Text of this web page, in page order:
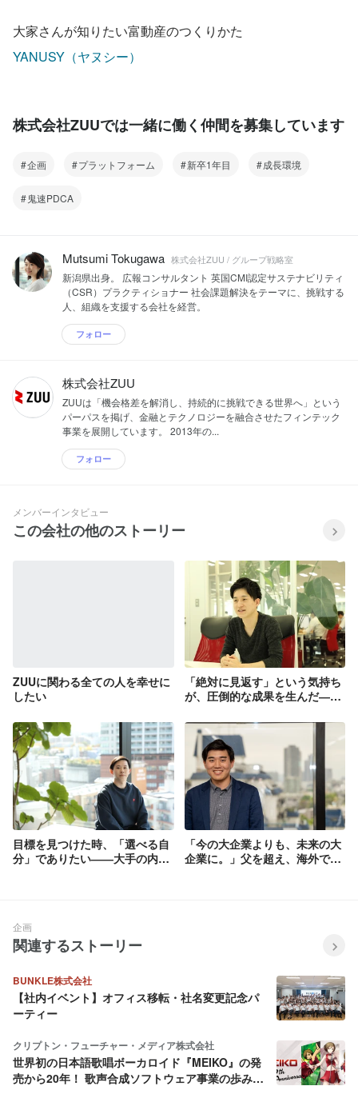
大家さんが知りたい富動産のつくりかた
YANUSY（ヤヌシー）
株式会社ZUUでは一緒に働く仲間を募集しています
企画 プラットフォーム 新卒1年目 成長環境
鬼速PDCA
Mutsumi Tokugawa 株式会社ZUU / グループ戦略室
新潟県出身。 広報コンサルタント 英国CMI認定サステナビリティ
（CSR）プラクティショナー 社会課題解決をテーマに、挑戦する
人、組織を支援する会社を経営。
フォロー
株式会社ZUU
ZUUは「機会格差を解消し、持続的に挑戦できる世界へ」という
パーパスを掲げ、金融とテクノロジーを融合させたフィンテック
事業を展開しています。 2013年の...
フォロー
メンバーインタビュー
この会社の他のストーリー
ZUUに関わる全ての人を幸せに
したい
「絶対に見返す」という気持ち
が、圧倒的な成果を生んだ――
目標を見つけた時、「選べる自
分」でありたい――大手の内定
「今の大企業よりも、未来の大
企業に。」父を超え、海外で活
企画
関連するストーリー
BUNKLE株式会社
【社内イベント】オフィス移転・社名変更記念パ
ーティー
クリプトン・フューチャー・メディア株式会社
世界初の日本語歌唱ボーカロイド『MEIKO』の発
売から20年！ 歌声合成ソフトウェア事業の歩みを